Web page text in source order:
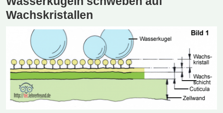
Wachskristallen